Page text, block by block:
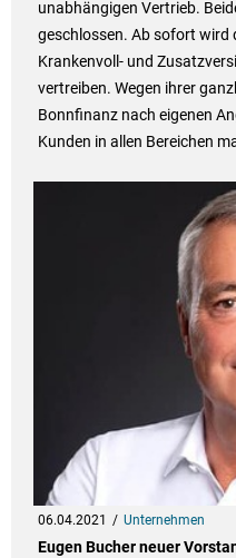
unabhängigen Vertrieb.
geschlossen. Ab sofort wird
Krankenvoll- und
vertreiben. Wegen ihrer
Bonnfinanz nach eigenen
Kunden in allen Bereichen
06.04.2021 Unternehmen
Eugen Bucher neuer